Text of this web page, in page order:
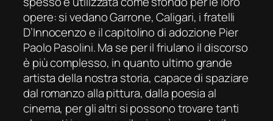
opere: si vedano Garrone, Caligari, i fratelli
D’Innocenzo e il capitolino di adozione Pier
Paolo Pasolini. Ma se per il friulano il discorso
è più complesso, in quanto ultimo grande
artista della nostra storia, capace di spaziare
dal romanzo alla pittura, dalla poesia al
cinema, per gli altri si possono trovare tanti